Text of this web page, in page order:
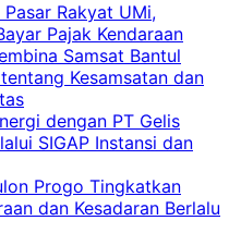
Rakyat UMi,
Pajak Kendaraan
Samsat Bantul
Kesamsatan dan
dengan PT Gelis
SIGAP Instansi dan
Progo Tingkatkan
dan Kesadaran Berlalu